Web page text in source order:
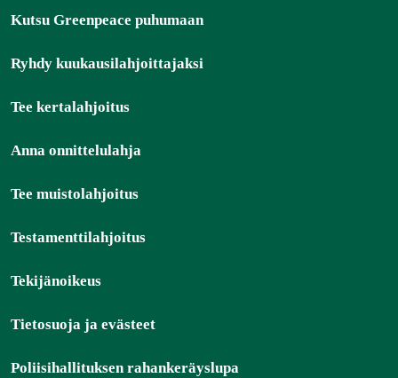
Kutsu Greenpeace puhumaan
Ryhdy kuukausilahjoittajaksi
Tee kertalahjoitus
Anna onnittelulahja
Tee muistolahjoitus
Testamenttilahjoitus
Tekijänoikeus
Tietosuoja ja evästeet
Poliisihallituksen rahankeräyslupa